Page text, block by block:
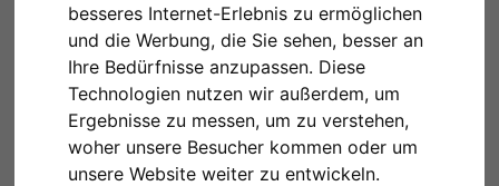
besseres Internet-Erlebnis zu ermöglichen
und die Werbung, die Sie sehen, besser an
Ihre Bedürfnisse anzupassen. Diese
Technologien nutzen wir außerdem, um
Ergebnisse zu messen, um zu verstehen,
woher unsere Besucher kommen oder um
unsere Website weiter zu entwickeln.
Zurück